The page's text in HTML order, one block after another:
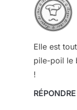
Elle est
pile-poil le
!
RÉPONDRE